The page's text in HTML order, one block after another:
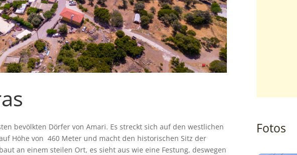
bevölkten Dörfer von Amari. Es streckt sich auf den westlichen
Höhe von 460 Meter und macht den historischen Sitz der
an einem steilen Ort, es sieht aus wie eine Festung, deswegen
Fotos